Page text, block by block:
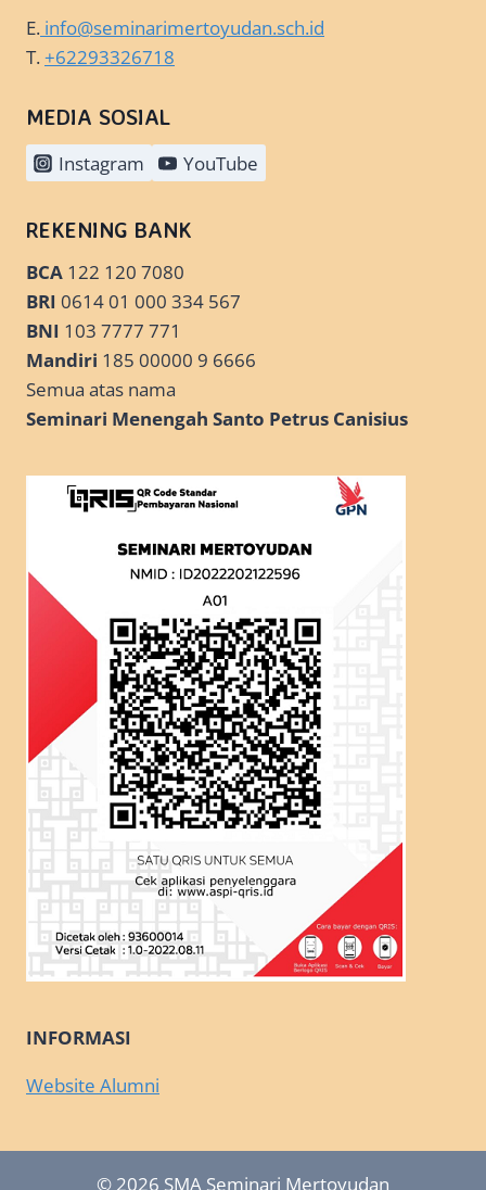
E. info@seminarimertoyudan.sch.id
T.+62293326718
MEDIA SOSIAL
Instagram YouTube
REKENING BANK
BCA 122 120 7080
BRI 0614 01 000 334 567
BNI 103 7777 771
Mandiri 185 00000 9 6666
Semua atas nama
Seminari Menengah Santo Petrus Canisius
INFORMASI
Website Alumni
© 2026 SMA Seminari Mertoyudan